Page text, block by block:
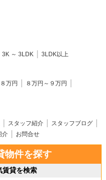
3K ～ 3LDK 3LDK以上
万円
８万円～９万円
スタッフ紹介
スタッフブログ
介 お問合せ
物件を探す
賃貸を検索